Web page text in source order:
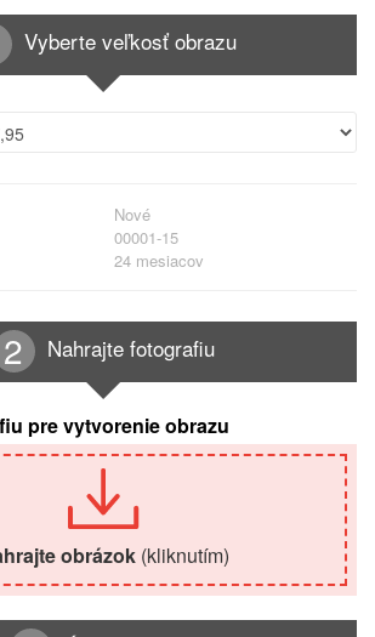
Vyberte veľkosť obrazu
Nové
00001-15
24 mesiacov
Nahrajte fotografiu
pre vytvorenie obrazu
obrázok(kliknutím)